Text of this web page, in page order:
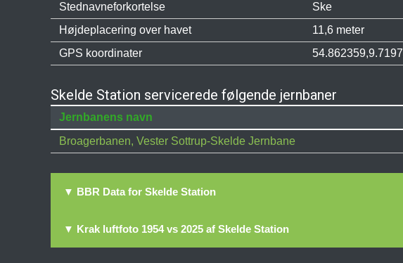
Stednavneforkortelse
Ske
Højdeplacering over havet
11,6 meter
GPS koordinater
Skelde Station servicerede følgende jernbaner
Jernbanens navn
Broagerbanen, Vester Sottrup-Skelde Jernbane
▼ BBR Data for Skelde Station
▼ Krak luftfoto 1954 vs 2025 af Skelde Station